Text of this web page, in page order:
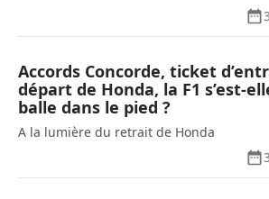
Accords Concorde, ticket
départ de Honda, la F1 s’est-
balle dans le pied ?
A la lumière du retrait de Honda